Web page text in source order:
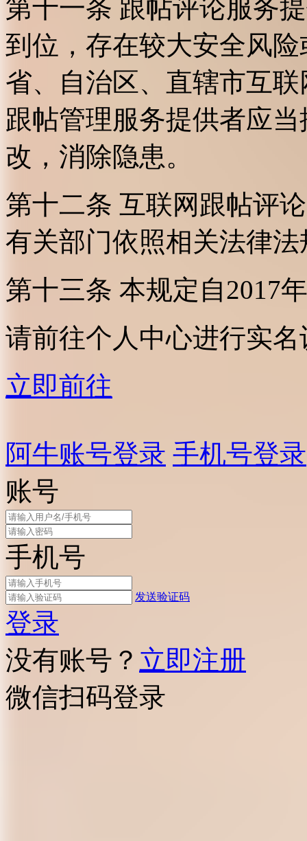
第十一条 跟帖评论服务
到位，存在较大安全风
省、自治区、直辖市互
跟帖管理服务提供者应
改，消除隐患。
第十二条 互联网跟帖评
有关部门依照相关法律
第十三条 本规定自2017
请前往个人中心进行实名
立即前往
阿牛账号登录 手机号登录
账号
手机号
发送验证码
登录
没有账号？ 立即注册
微信扫码登录